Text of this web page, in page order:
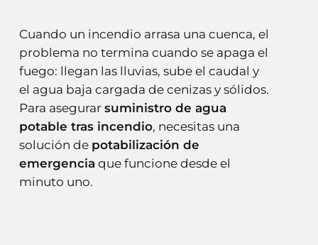
Cuando un incendio arrasa una cuenca, el
problema no termina cuando se apaga el
fuego: llegan las lluvias, sube el caudal y
el agua baja cargada de cenizas y sólidos.
Para asegurar suministro de agua
potable tras incendio, necesitas una
solución de potabilización de
emergencia que funcione desde el
minuto uno.